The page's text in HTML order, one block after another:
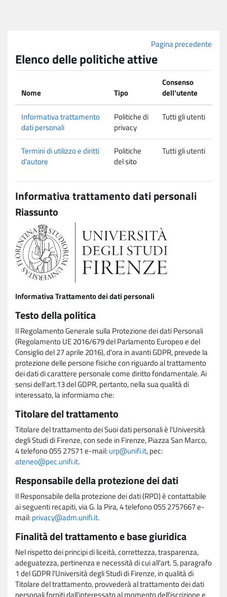
Pagina precedente
Elenco delle politiche attive
Nome Tipo
Consenso
dell'utente
Informativa trattamento
dati personali
Politiche di
privacy
Tutti gli utenti
Termini di utilizzo e diritti
d'autore
Politiche
del sito
Tutti gli utenti
Informativa trattamento dati personali
Riassunto
Informativa Trattamento dei dati personali
Testo della politica
Il Regolamento Generale sulla Protezione dei dati Personali
(Regolamento UE 2016/679 del Parlamento Europeo e del
Consiglio del 27 aprile 2016), d'ora in avanti GDPR, prevede la
protezione delle persone fisiche con riguardo al trattamento
dei dati di carattere personale come diritto fondamentale. Ai
sensi dell'art.13 del GDPR, pertanto, nella sua qualità di
interessato, la informiamo che:
Titolare del trattamento
Titolare del trattamento dei Suoi dati personali è l'Università
degli Studi di Firenze, con sede in Firenze, Piazza San Marco,
4 telefono 055 27571 e-mail:urp@unifi.it, pec:
ateneo@pec.unifi.it.
Responsabile della protezione dei dati
Il Responsabile della protezione dei dati (RPD) è contattabile
ai seguenti recapiti, via G. la Pira, 4 telefono 055 2757667 e-
mail:privacy@adm.unifi.it.
Finalità del trattamento e base giuridica
Nel rispetto dei principi di liceità, correttezza, trasparenza,
adeguatezza, pertinenza e necessità di cui all'art. 5, paragrafo
1 del GDPR l'Università degli Studi di Firenze, in qualità di
Titolare del trattamento, provvederà al trattamento dei dati
personali forniti dall'interessato al momento dell'iscrizione e